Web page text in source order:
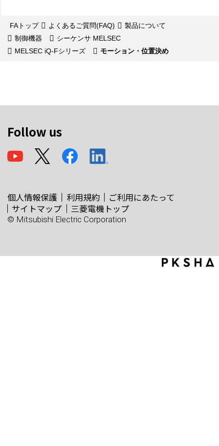
FAトップ よくあるご質問(FAQ)
製品について
制御機器
シーケンサ MELSEC
MELSEC iQ-Fシリーズ
モーション・位置決め
Follow us
個人情報保護 利用規約
ご利用にあたって
サイトマップ
三菱電機トップ
© Mitsubishi Electric Corporation